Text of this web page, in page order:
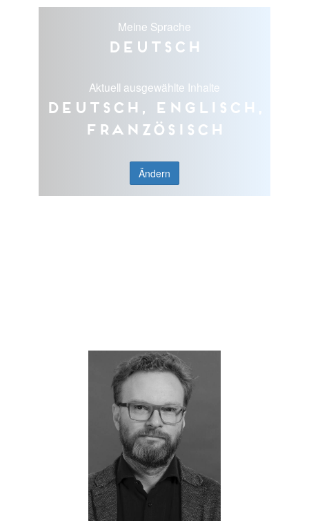
Meine Sprache
Deutsch
Aktuell ausgewählte Inhalte
Deutsch, Englisch,
Französisch
Ändern